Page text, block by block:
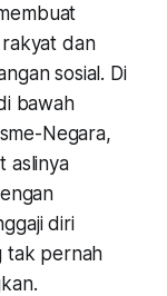
dan
sosial. Di
bawah
Negara,
aslinya
diri
tak pernah